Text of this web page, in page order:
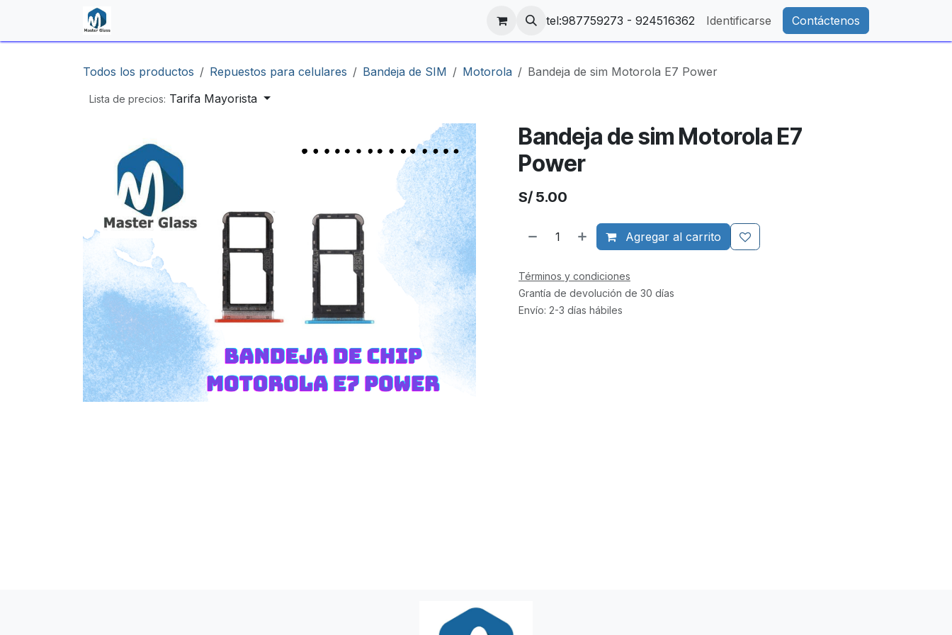
tel:987759273 - 924516362 Identificarse Contáctenos
Todos los productos Repuestos para celulares Bandeja de SIM Motorola Bandeja de sim Motorola E7 Power
Lista de precios: Tarifa Mayorista
Bandeja de sim Motorola E7
Power
S/ 5.00
Agregar al carrito
Términos y condiciones
Grantía de devolución de 30 días
Envío: 2-3 días hábiles